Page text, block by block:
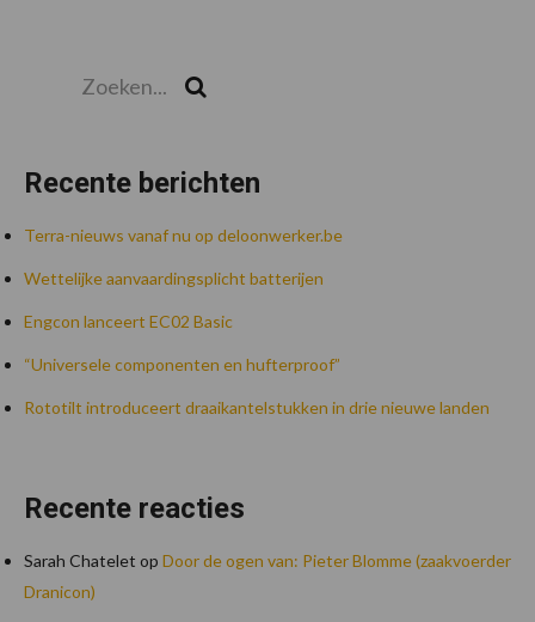
Recente berichten
Terra-nieuws vanaf nu op deloonwerker.be
Wettelijke aanvaardingsplicht batterijen
Engcon lanceert EC02 Basic
“Universele componenten en hufterproof”
Rototilt introduceert draaikantelstukken in drie nieuwe landen
Recente reacties
Sarah Chatelet op Door de ogen van: Pieter Blomme (zaakvoerder
Dranicon)